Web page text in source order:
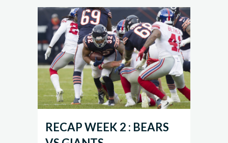
RECAP WEEK 2 : BEARS